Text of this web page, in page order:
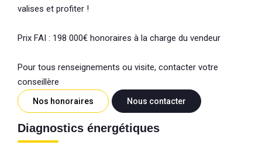
valises et profiter !
Prix FAI : 198 000€ honoraires à la charge du vendeur
Pour tous renseignements ou visite, contacter votre
conseillère
Nos honoraires Nous contacter
Diagnostics énergétiques